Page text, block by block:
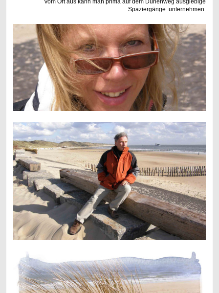
Vom Ort aus kann man prima auf dem Dünenweg ausgiebige
Spaziergänge unternehmen.